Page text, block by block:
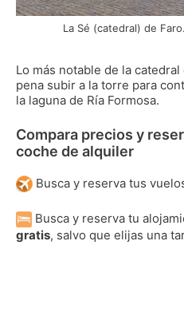
La Sé (catedral) de
Lo más notable de la
pena subir a la torre para
la laguna de Ría Formosa.
Compara precios y
coche de alquiler
Busca y reserva tus
Busca y reserva tu
gratis, salvo que elijas una